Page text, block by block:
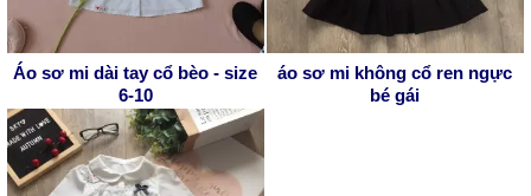
Áo sơ mi dài tay cổ bèo - size
6-10
áo sơ mi không cổ ren ngực
bé gái